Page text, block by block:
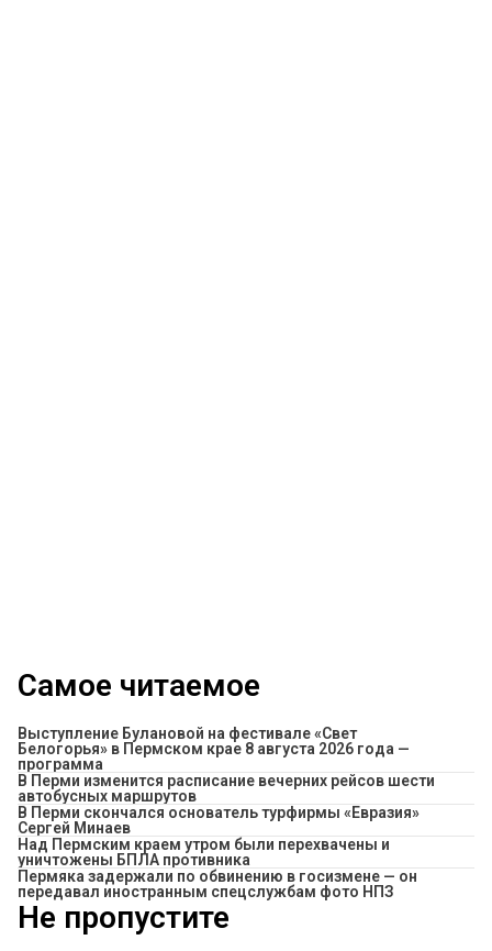
Самое читаемое
Выступление Булановой на фестивале «Свет
Белогорья» в Пермском крае 8 августа 2026 года —
программа
​В Перми изменится расписание вечерних рейсов шести
автобусных маршрутов
В Перми скончался основатель турфирмы «Евразия»
Сергей Минаев
Над Пермским краем утром были перехвачены и
уничтожены БПЛА противника
Пермяка задержали по обвинению в госизмене — он
передавал иностранным спецслужбам фото НПЗ
Не пропустите